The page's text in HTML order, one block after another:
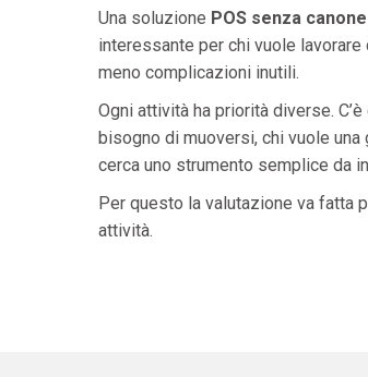
Una soluzione POS senza
interessante per chi vuole
meno complicazioni inutili.
Ogni attività ha priorità diverse.
bisogno di muoversi, chi vuole
cerca uno strumento semplice da
Per questo la valutazione va fatta
attività.